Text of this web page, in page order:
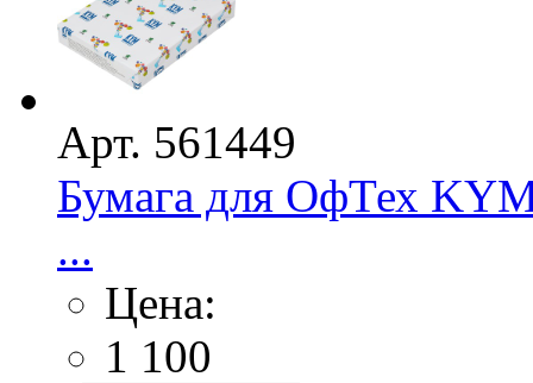
Арт. 561449
Бумага для ОфТех
...
Цена:
1 100